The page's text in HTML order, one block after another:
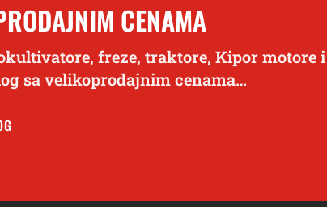
CENAMA
freze, traktore, Kipor motore i
sa velikoprodajnim cenama…